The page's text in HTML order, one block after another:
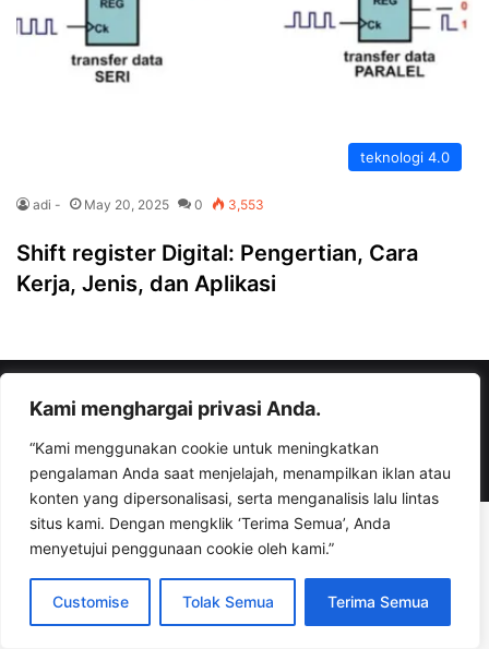
Kami menghargai privasi Anda.
“Kami menggunakan cookie untuk meningkatkan
pengalaman Anda saat menjelajah, menampilkan iklan atau
konten yang dipersonalisasi, serta menganalisis lalu lintas
situs kami. Dengan mengklik ‘Terima Semua’, Anda
menyetujui penggunaan cookie oleh kami.”
Customise Tolak Semua Terima Semua
teknologi 4.0
adi - May 20, 2025 0 3,553
Shift register Digital: Pengertian, Cara
Kerja, Jenis, dan Aplikasi
© Copyright 2026, All Rights Reserved |
FacebookYouTubeInstagram
TikTokWhatsApp